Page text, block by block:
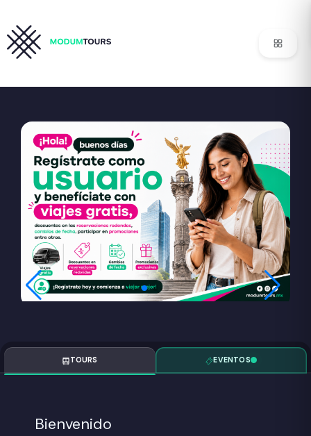
TOURS EVENTOS
Bienvenido